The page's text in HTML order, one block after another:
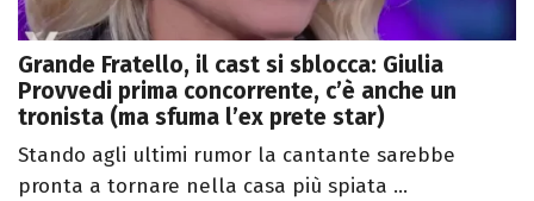
Grande Fratello, il cast si sblocca: Giulia
Provvedi prima concorrente, c’è anche un
tronista (ma sfuma l’ex prete star)
Stando agli ultimi rumor la cantante sarebbe
pronta a tornare nella casa più spiata ...